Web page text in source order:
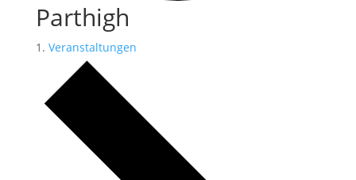
Parthigh
Veranstaltungen